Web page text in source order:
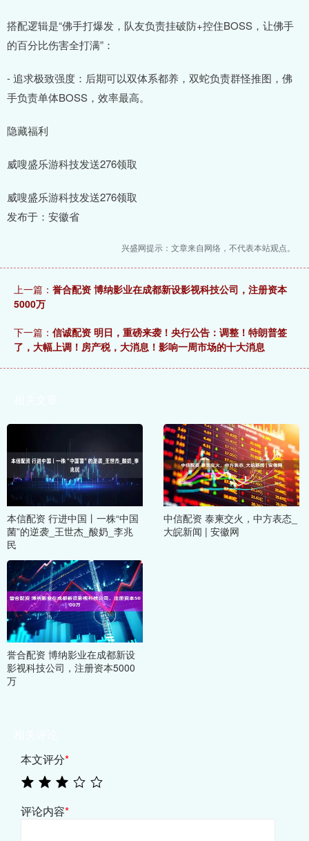
搭配逻辑是“佛手打爆发，队友负责挂破防+控住BOSS，让佛手
的百分比伤害全打满”：
- 追求极致强度：后期可以双体系都养，双蛇负责群怪推图，佛
手负责单体BOSS，效率最高。
隐藏福利
威嗖盛乐游科技发送276领取
威嗖盛乐游科技发送276领取
发布于：安徽省
兴盛网提示：文章来自网络，不代表本站观点。
上一篇： 誉合配资 博纳影业在成都新设影视科技公司，注册资本
5000万
下一篇： 信诚配资 明日，重磅来袭！央行公告：调整！特朗普签
了，大幅上调！房产税，大消息！影响一周市场的十大消息
本信配资 行进中国丨一株“中国
菌”的逆袭_王世杰_酸奶_李兆
民
中信配资 泰柬交火，中方表态_
大皖新闻 | 安徽网
誉合配资 博纳影业在成都新设
影视科技公司，注册资本5000
万
本文评分*
评论内容*